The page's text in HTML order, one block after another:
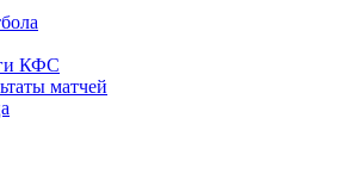
КФС
матчей